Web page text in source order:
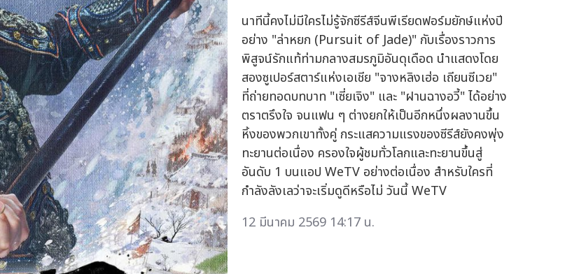
นาทีนี้คงไม่มีใครไม่รู้จักซีรีส์จีนพีเรียดฟอร์มยักษ์แห่งปี
อย่าง "ล่าหยก (Pursuit of Jade)" กับเรื่องราวการ
พิสูจน์รักแท้ท่ามกลางสมรภูมิอันดุเดือด นำแสดงโดย
สองซูเปอร์สตาร์แห่งเอเชีย "จางหลิงเฮ่อ เถียนซีเวย"
ที่ถ่ายทอดบทบาท "เซี่ยเจิง" และ "ฝานฉางอวี้" ได้อย่าง
ตราตรึงใจ จนแฟน ๆ ต่างยกให้เป็นอีกหนึ่งผลงานขึ้น
หิ้งของพวกเขาทั้งคู่ กระแสความแรงของซีรีส์ยังคงพุ่ง
ทะยานต่อเนื่อง ครองใจผู้ชมทั่วโลกและทะยานขึ้นสู่
อันดับ 1 บนแอป WeTV อย่างต่อเนื่อง สำหรับใครที่
กำลังลังเลว่าจะเริ่มดูดีหรือไม่ วันนี้ WeTV
12 มีนาคม 2569 14:17 น.